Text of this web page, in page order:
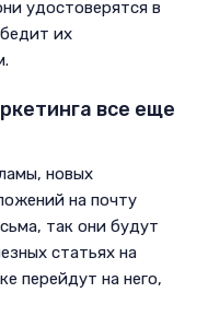
удостоверятся в
их
все еще
новых
на почту
так они будут
статьях на
перейдут на него,